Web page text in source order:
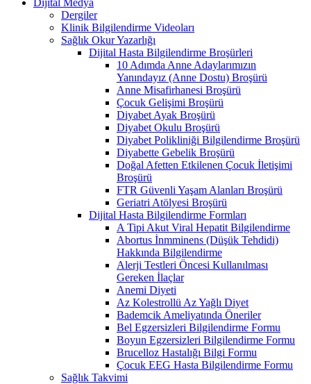
Dergiler
Klinik Bilgilendirme Videoları
Sağlık Okur Yazarlığı
Dijital Hasta Bilgilendirme Broşürleri
10 Adımda Anne Adaylarımızın
Yanındayız (Anne Dostu) Broşürü
Anne Misafirhanesi Broşürü
Çocuk Gelişimi Broşürü
Diyabet Ayak Broşürü
Diyabet Okulu Broşürü
Diyabet Polikliniği Bilgilendirme Broşürü
Diyabette Gebelik Broşürü
Doğal Afetten Etkilenen Çocuk İletişimi
Broşürü
FTR Güvenli Yaşam Alanları Broşürü
Geriatri Atölyesi Broşürü
Dijital Hasta Bilgilendirme Formları
A Tipi Akut Viral Hepatit Bilgilendirme
Abortus İnmminens (Düşük Tehdidi)
Hakkında Bilgilendirme
Alerji Testleri Öncesi Kullanılması
Gereken İlaçlar
Anemi Diyeti
Az Kolestrollü Az Yağlı Diyet
Bademcik Ameliyatında Öneriler
Bel Egzersizleri Bilgilendirme Formu
Boyun Egzersizleri Bilgilendirme Formu
Brucelloz Hastalığı Bilgi Formu
Çocuk EEG Hasta Bilgilendirme Formu
Sağlık Takvimi